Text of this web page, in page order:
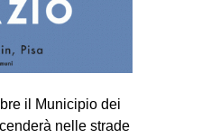
il Municipio dei
nelle strade